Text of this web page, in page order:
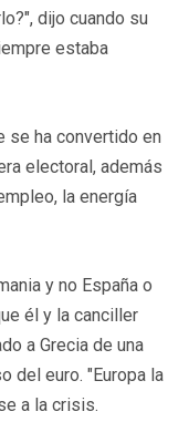
dijo cuando su
estaba
se ha convertido en
electoral, además
la energía
y no España o
él y la canciller
a Grecia de una
del euro. "Europa la
a la crisis.